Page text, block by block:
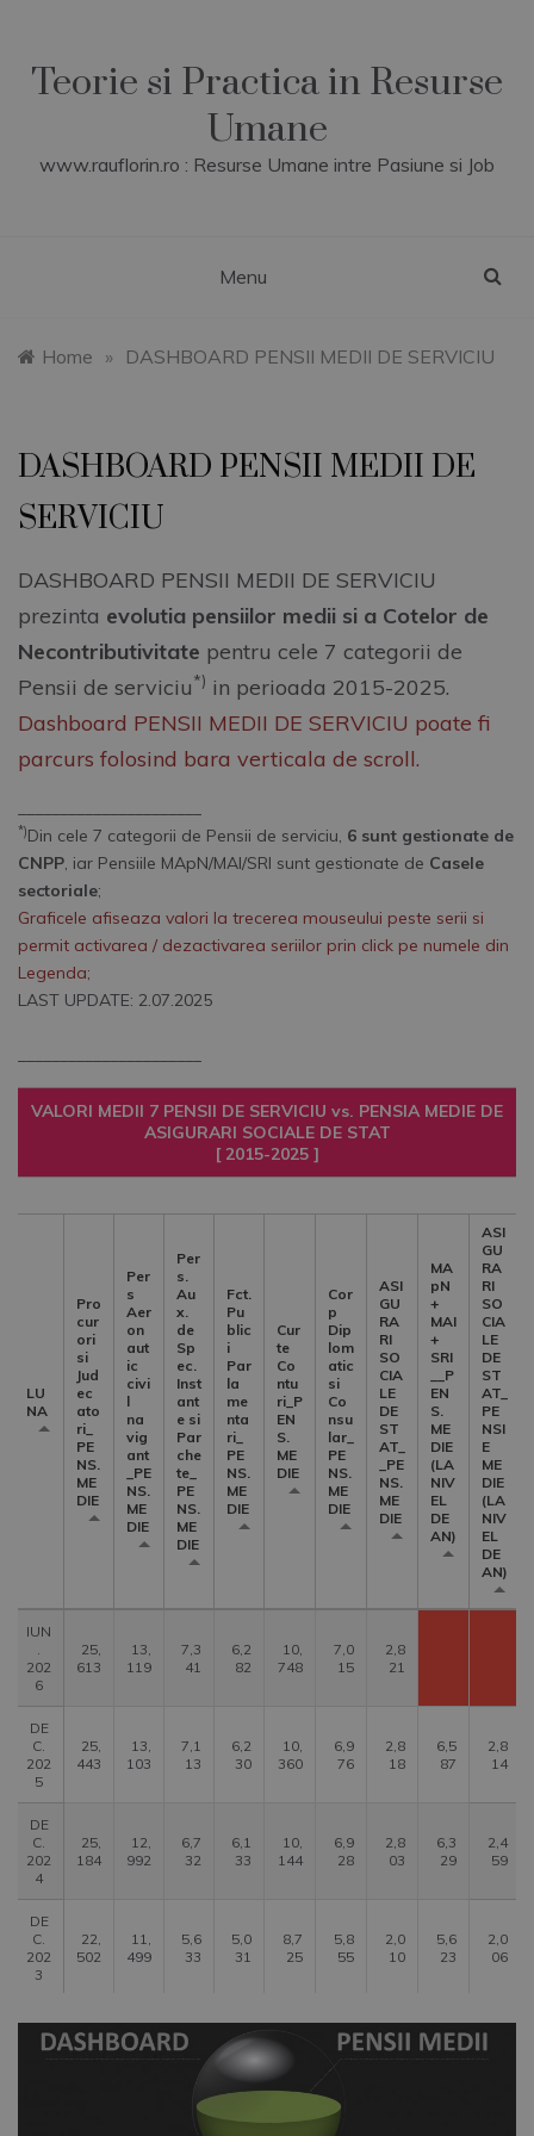
contentTeorie si Practica in Resurse
Umane
www.rauflorin.ro : Resurse Umane intre Pasiune si Job
Menu
Home » DASHBOARD PENSII MEDII DE SERVICIU
DASHBOARD PENSII MEDII DE
SERVICIU
DASHBOARD PENSII MEDII DE SERVICIU
prezinta evolutia pensiilor medii si a Cotelor de
Necontributivitate pentru cele 7 categorii de
Pensii de serviciu*) in perioada 2015-2025.
Dashboard PENSII MEDII DE SERVICIU poate fi
parcurs folosind bara verticala de scroll.
*)Din cele 7 categorii de Pensii de serviciu, 6 sunt gestionate de
CNPP, iar Pensiile MApN/MAI/SRI sunt gestionate de Casele
sectoriale;
Graficele afiseaza valori la trecerea mouseului peste serii si
permit activarea / dezactivarea seriilor prin click pe numele din
Legenda;
LAST UPDATE: 2.07.2025
VALORI MEDII 7 PENSII DE SERVICIU vs. PENSIA MEDIE DE
ASIGURARI SOCIALE DE STAT
[ 2015-2025 ]
LU
NA
Pro
cur
ori
si
Jud
ec
ato
ri_
PE
NS.
ME
DIE
Per
s
Aer
on
aut
ic
civi
l
na
vig
ant
_PE
NS.
ME
DIE
Per
s.
Au
x.
de
Sp
ec.
Inst
ant
e si
Par
che
te_
PE
NS.
ME
DIE
Fct.
Pu
blic
i
Par
la
me
nta
ri_
PE
NS.
ME
DIE
Cur
te
Co
ntu
ri_P
EN
S.
ME
DIE
Cor
p
Dip
lom
atic
si
Co
nsu
lar_
PE
NS.
ME
DIE
ASI
GU
RA
RI
SO
CIA
LE
DE
ST
AT_
_PE
NS.
ME
DIE
MA
pN
+
MAI
+
SRI
__P
EN
S.
ME
DIE
(LA
NIV
EL
DE
AN)
ASI
GU
RA
RI
SO
CIA
LE
DE
ST
AT_
PE
NSI
E
ME
DIE
(LA
NIV
EL
DE
AN)
IUN
.
202
6
25,
613
13,
119
7,3
41
6,2
82
10,
748
7,0
15
2,8
21
DE
C.
202
5
25,
443
13,
103
7,1
13
6,2
30
10,
360
6,9
76
2,8
18
6,5
87
2,8
14
DE
C.
202
4
25,
184
12,
992
6,7
32
6,1
33
10,
144
6,9
28
2,8
03
6,3
29
2,4
59
DE
C.
202
3
22,
502
11,
499
5,6
33
5,0
31
8,7
25
5,8
55
2,0
10
5,6
23
2,0
06
C.
202
21,
333
11,
348
5,0
60
4,9
35
5,7
60
1,7
79
4,8
93
5,7